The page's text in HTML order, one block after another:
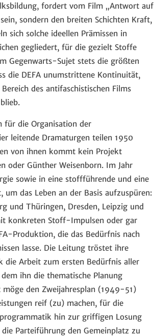
fordert vom Film „Antwort auf
sondern den breiten Schichten Kraft,
sich solche ideellen Prämissen in
gegliedert, für die gezielt Stoffe
Gegenwarts-Sujet stets die größten
die DEFA unumstrittene Kontinuität,
des antifaschistischen Films
für die Organisation der
leitende Dramaturgen teilen 1950
von ihnen kommt kein Projekt
oder Günther Weisenborn. Im Jahr
sowie in eine stoffführende und eine
das Leben an der Basis aufzuspüren:
und Thüringen, Dresden, Leipzig und
konkreten Stoff-Impulsen oder gar
Produktion, die das Bedürfnis nach
lasse. Die Leitung tröstet ihre
die Arbeit zum ersten Bedürfnis aller
ihn die thematische Planung
den Zweijahresplan (1949-51)
reif (zu) machen, für die
hin zur griffigen Losung
Parteiführung den Gemeinplatz zu